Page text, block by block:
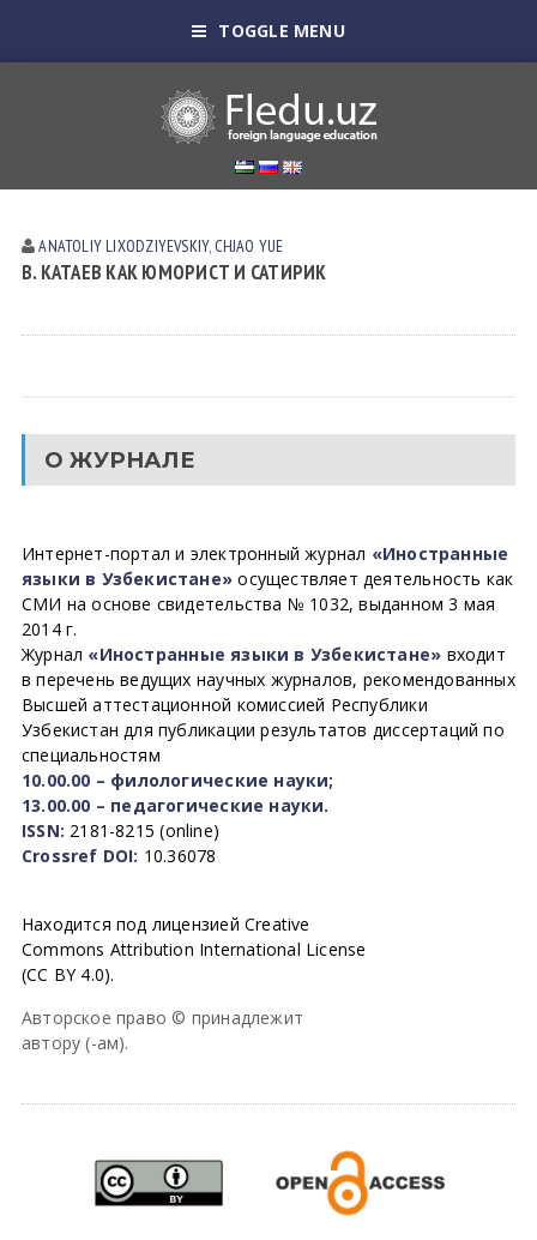
TOGGLE MENU
ANATOLIY LIXODZIYEVSKIY, CHJAO YUE
В. КАТАЕВ КАК ЮМОРИСТ И САТИРИК
О ЖУРНАЛЕ
Интернет-портал и электронный журнал «Иностранные
языки в Узбекистане» осуществляет деятельность как
СМИ на основе свидетельства № 1032, выданном 3 мая
2014 г.
Журнал «Иностранные языки в Узбекистане» входит
в перечень ведущих научных журналов, рекомендованных
Высшей аттестационной комиссией Республики
Узбекистан для публикации результатов диссертаций по
специальностям
10.00.00 – филологические науки;
13.00.00 – педагогические науки.
ISSN: 2181-8215 (online)
Crossref DOI: 10.36078
Находится под лицензией Creative
Commons Attribution International License
(CC BY 4.0).
Авторское право © принадлежит
автору (-ам).